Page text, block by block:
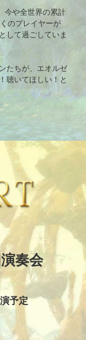
今や全世界の累計
のプレイヤーが
して過ごしていま
たちが、エオルゼ
聴いてほしい！と
奏会
予定